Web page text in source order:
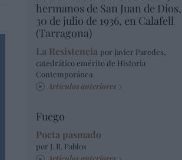
hermanos de San Juan de
30 de julio de 1936, en Calafell
(Tarragona)
La Resistencia por Javier Paredes,
catedrático emérito de Historia
Contemporánea
Artículos anteriores
Fuego
Poeta pasmado
por J. R. Pablos